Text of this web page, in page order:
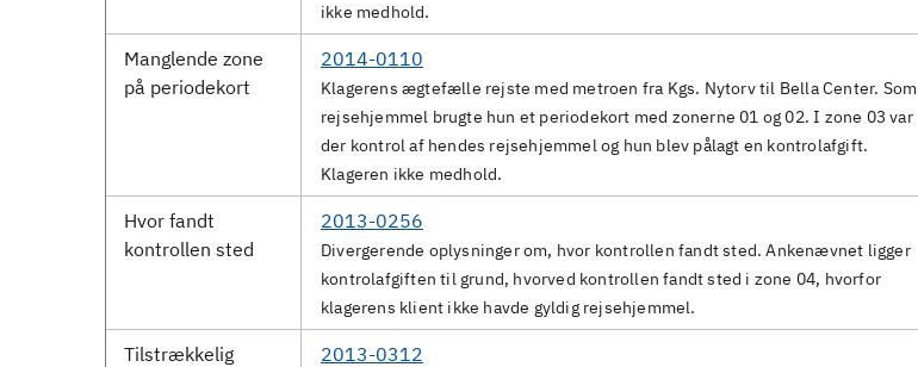
ikke medhold.
Manglende zone
på periodekort
2014-0110
Klagerens ægtefælle rejste med metroen fra Kgs. Nytorv til Bella Center. Som
rejsehjemmel brugte hun et periodekort med zonerne 01 og 02. I zone 03 var
der kontrol af hendes rejsehjemmel og hun blev pålagt en kontrolafgift.
Klageren ikke medhold.
Hvor fandt
kontrollen sted
2013-0256
Divergerende oplysninger om, hvor kontrollen fandt sted. Ankenævnet ligger
kontrolafgiften til grund, hvorved kontrollen fandt sted i zone 04, hvorfor
klagerens klient ikke havde gyldig rejsehjemmel.
Tilstrækkelig
2013-0312